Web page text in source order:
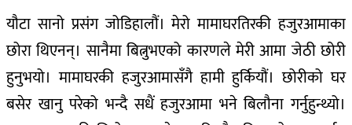
यौटा सानो प्रसंग जोडिहालौं। मेरो मामाघरतिरकी हजुरआमाका
छोरा थिएनन्। सानैमा बित्नुभएको कारणले मेरी आमा जेठी छोरी
हुनुभयो। मामाघरकी हजुरआमासँगै हामी हुर्कियौं। छोरीको घर
बसेर खानु परेको भन्दै सधैं हजुरआमा भने बिलौना गर्नुहुन्थ्यो।